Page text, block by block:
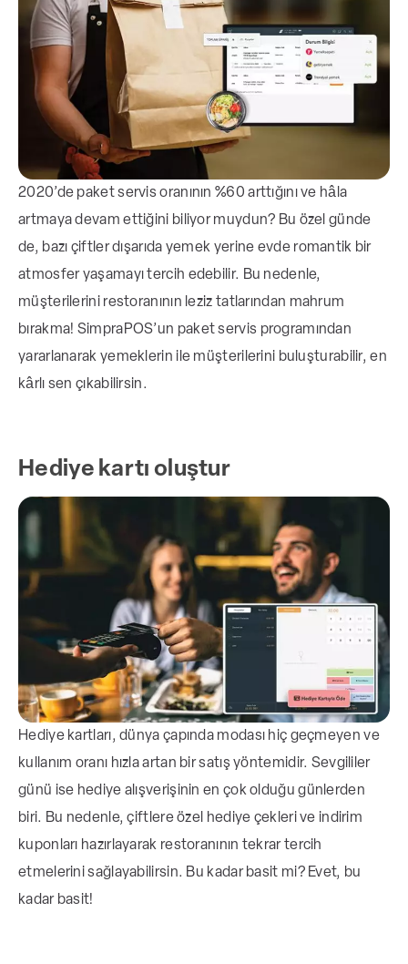
2020’de paket servis oranının %60 arttığını ve hâla
artmaya devam ettiğini biliyor muydun? Bu özel günde
de, bazı çiftler dışarıda yemek yerine evde romantik bir
atmosfer yaşamayı tercih edebilir. Bu nedenle,
müşterilerini restoranının leziz tatlarından mahrum
bırakma! SimpraPOS’un paket servis programından
yararlanarak yemeklerin ile müşterilerini buluşturabilir, en
kârlı sen çıkabilirsin.
Hediye kartı oluştur
Hediye kartları, dünya çapında modası hiç geçmeyen ve
kullanım oranı hızla artan bir satış yöntemidir. Sevgililer
günü ise hediye alışverişinin en çok olduğu günlerden
biri. Bu nedenle, çiftlere özel hediye çekleri ve indirim
kuponları hazırlayarak restoranının tekrar tercih
etmelerini sağlayabilirsin. Bu kadar basit mi? Evet, bu
kadar basit!